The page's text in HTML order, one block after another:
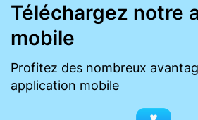
Téléchargez notre
mobile
Profitez des nombreux
application mobile